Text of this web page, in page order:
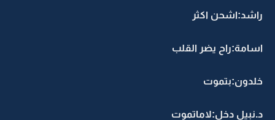
راشد:اشحن اكثر
اسامة:راح يضر القلب
خلدون:بتموت
د.نبيل دخل:لاماتموت